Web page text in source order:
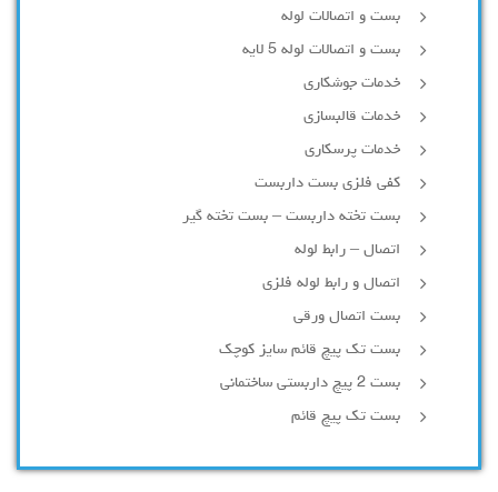
بست و اتصالات لوله
بست و اتصالات لوله 5 لایه
خدمات جوشکاری
خدمات قالبسازی
خدمات پرسکاری
کفی فلزی بست داربست
بست تخته داربست – بست تخته گیر
اتصال – رابط لوله
اتصال و رابط لوله فلزی
بست اتصال ورقی
بست تک پیچ قائم سایز کوچک
بست 2 پیچ داربستی ساختمانی
بست تک پیچ قائم